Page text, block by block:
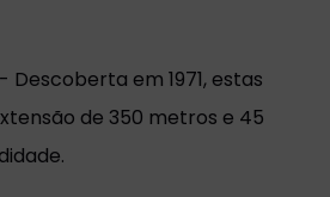
Descoberta em 1971, estas
de 350 metros e 45